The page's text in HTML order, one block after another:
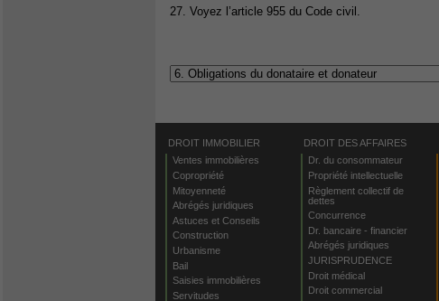
27. Voyez l’article 955 du Code civil.
DROIT IMMOBILIER
Ventes immobilières
Copropriété
Mitoyenneté
Abrégés juridiques
Astuces et Conseils
Construction
Urbanisme
Bail
Saisies immobilières
Servitudes
DROIT DES AFFAIRES
Dr. du consommateur
Propriété intellectuelle
Règlement collectif de
dettes
Concurrence
Dr. bancaire - financier
Abrégés juridiques
JURISPRUDENCE
Droit médical
Droit commercial